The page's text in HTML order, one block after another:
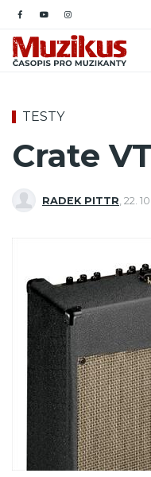
TESTY
Crate
RADEK PITTR 22.